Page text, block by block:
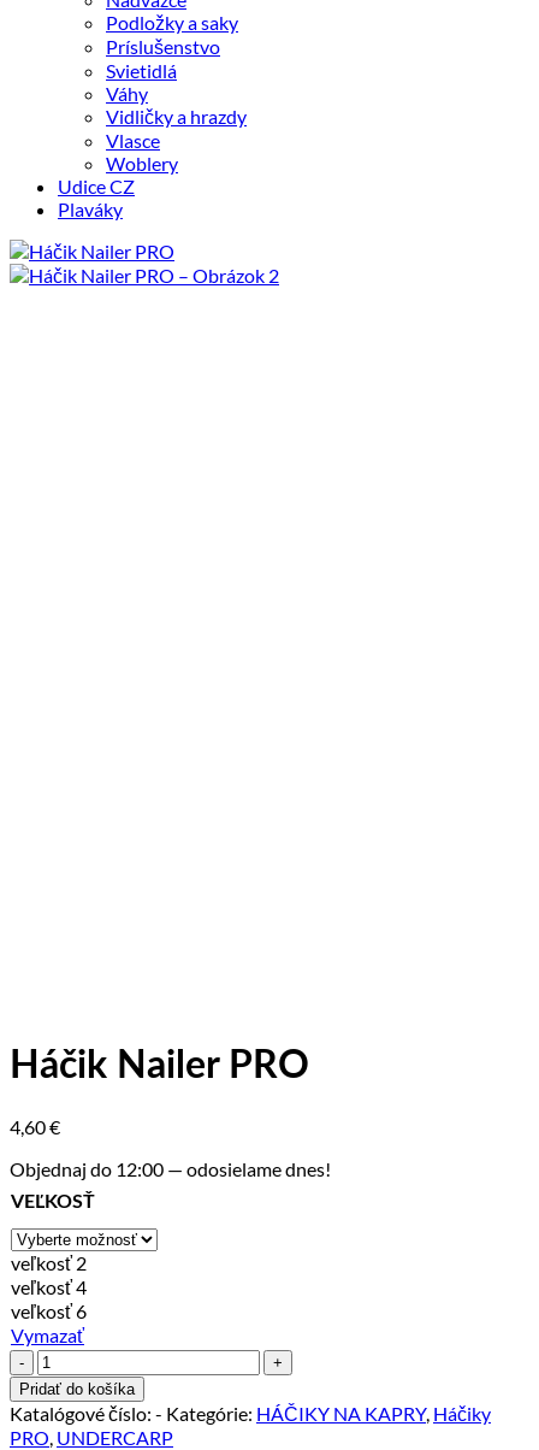
Podložky a saky
Príslušenstvo
Svietidlá
Váhy
Vidličky a hrazdy
Vlasce
Woblery
Udice CZ
Plaváky
Háčik Nailer PRO
4,60€
Objednaj do 12:00 — odosielame dnes!
VEĽKOSŤ
veľkosť 2
veľkosť 4
veľkosť 6
Vymazať
množstvo
Háčik
Nailer
PRO
Pridať do košíka
Katalógové číslo: - Kategórie: HÁČIKY NA KAPRY, Háčiky
PRO, UNDERCARP